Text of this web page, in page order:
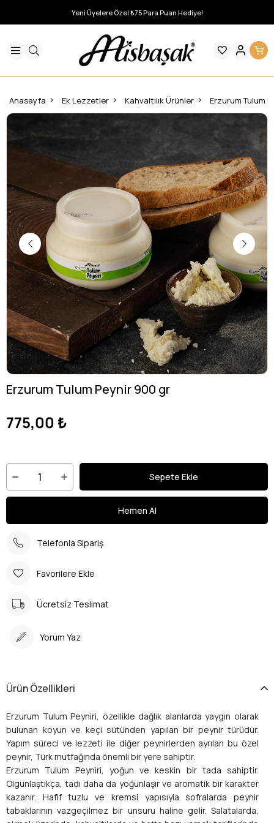
Yeni Üyelere Özel ₺75 Para Puan Hediye!
Anasayfa Ek Lezzetler Kahvaltılık Ürünler Erzurum Tulum
Erzurum Tulum Peynir 900 gr
775,00 ₺
Telefonla Sipariş
Favorilere Ekle
Ücretsiz Teslimat
Yorum Yaz
Ürün Özellikleri
Erzurum Tulum Peyniri, özellikle dağlık alanlarda yaygın olarak
bulunan koyun ve keçi sütünden yapılan bir peynir türüdür.
Yapım süreci ve lezzeti ile diğer peynirlerden ayrılan bu özel
peynir, Türk mutfağında önemli bir yere sahiptir.
Erzurum Tulum Peyniri, yoğun ve keskin bir tada sahiptir.
Olgunlaştıkça, tadı daha da yoğunlaşır ve aromatik bir karakter
kazanır. Hafif tuzlu ve kremsi yapısıyla sofralarda peynir
tabaklarının vazgeçilmez bir unsuru haline gelir. Salatalarda,